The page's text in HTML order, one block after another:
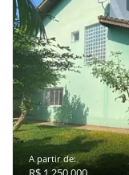
A partir de: